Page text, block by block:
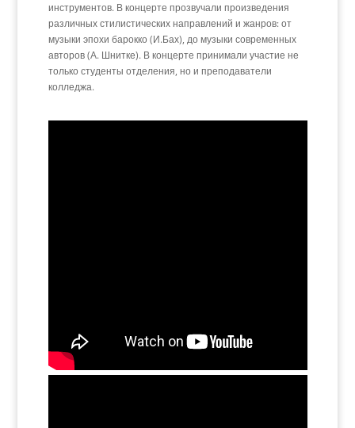
инструментов. В концерте прозвучали произведения
различных стилистических направлений и жанров: от
музыки эпохи барокко (И.Бах), до музыки современных
авторов (А. Шнитке). В концерте принимали участие не
только студенты отделения, но и преподаватели
колледжа.